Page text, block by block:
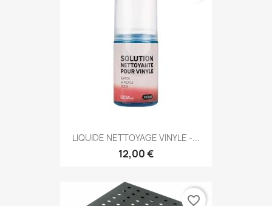
LIQUIDE NETTOYAGE VINYLE -...
12,00 €
favorite_border